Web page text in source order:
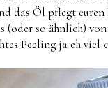
das Öl pflegt
so ähnlich)
Peeling ja eh viel